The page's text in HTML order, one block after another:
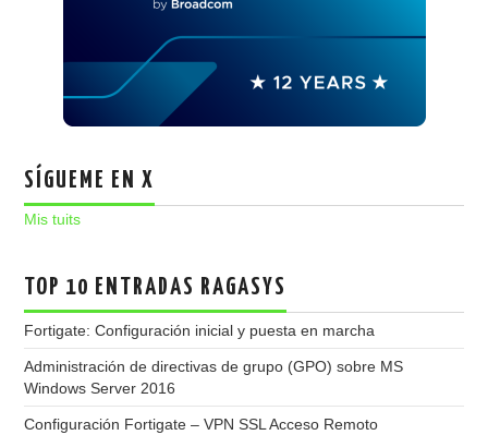
SÍGUEME EN X
Mis tuits
TOP 10 ENTRADAS RAGASYS
Fortigate: Configuración inicial y puesta en marcha
Administración de directivas de grupo (GPO) sobre MS
Windows Server 2016
Configuración Fortigate – VPN SSL Acceso Remoto